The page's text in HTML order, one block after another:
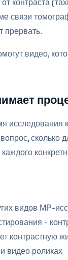
контраста
связи
прервать.
видео,
исследования
видов МР-
-
контрастную
видео роликах